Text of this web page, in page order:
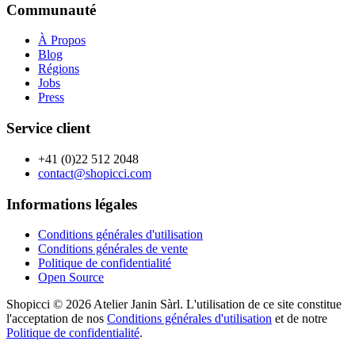
Communauté
À Propos
Blog
Régions
Jobs
Press
Service client
+41 (0)22 512 2048
contact@shopicci.com
Informations légales
Conditions générales d'utilisation
Conditions générales de vente
Politique de confidentialité
Open Source
Shopicci © 2026 Atelier Janin Sàrl. L'utilisation de ce site constitue
l'acceptation de nos Conditions générales d'utilisation et de notre
Politique de confidentialité.